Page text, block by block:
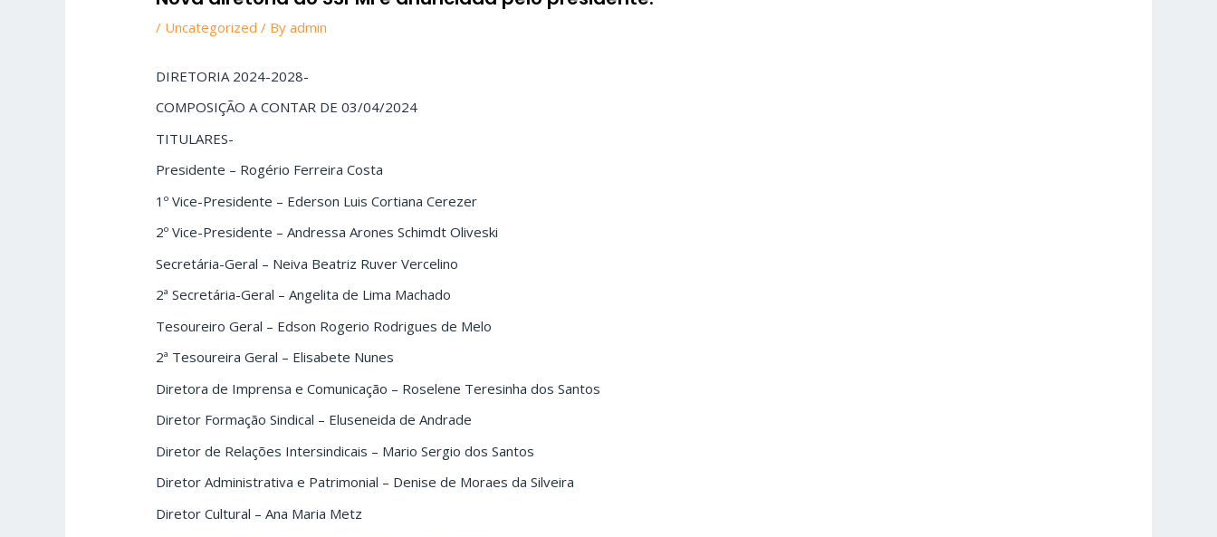
/ Uncategorized / Byadmin
DIRETORIA 2024-2028-
COMPOSIÇÃO A CONTAR DE 03/04/2024
TITULARES-
Presidente – Rogério Ferreira Costa
1º Vice-Presidente – Ederson Luis Cortiana Cerezer
2º Vice-Presidente – Andressa Arones Schimdt Oliveski
Secretária-Geral – Neiva Beatriz Ruver Vercelino
2ª Secretária-Geral – Angelita de Lima Machado
Tesoureiro Geral – Edson Rogerio Rodrigues de Melo
2ª Tesoureira Geral – Elisabete Nunes
Diretora de Imprensa e Comunicação – Roselene Teresinha dos Santos
Diretor Formação Sindical – Eluseneida de Andrade
Diretor de Relações Intersindicais – Mario Sergio dos Santos
Diretor Administrativa e Patrimonial – Denise de Moraes da Silveira
Diretor Cultural – Ana Maria Metz